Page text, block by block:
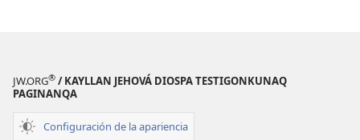
JW.ORG® / KAYLLAN JEHOVÁ DIOSPA TESTIGONKUNAQ
PAGINANQA
Configuración de la apariencia